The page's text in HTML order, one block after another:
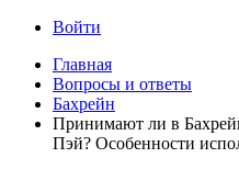
Войти
Главная
Вопросы и ответы
Бахрейн
Принимают ли в
Пэй? Особенности